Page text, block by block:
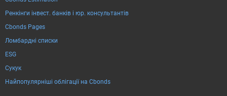
Ренкінги інвест. банків і юр. консультантів
Cbonds Pages
Ломбардні списки
ESG
Сукук
Найпопулярніші облігації на Cbonds